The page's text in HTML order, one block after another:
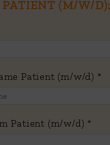
(M/W/D):
Patient (m/w/d) *
Patient (m/w/d) *